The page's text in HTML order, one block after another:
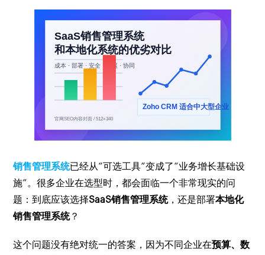
销售管理系统已经从“可选工具”变成了“业务增长基础设
施”。很多企业在选型时，都会面临一个非常现实的问
题：到底应该选择SaaS销售管理系统，还是部署本地化
销售管理系统？
这个问题没有绝对统一的答案，因为不同企业在预算、数